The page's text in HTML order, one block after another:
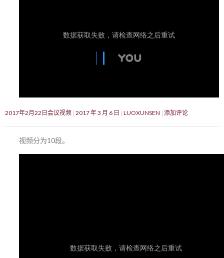
2017年2月22日会议视频 2017 年 3 月 6 日 LUOXUNSEN 添加评论
视频分为10段。